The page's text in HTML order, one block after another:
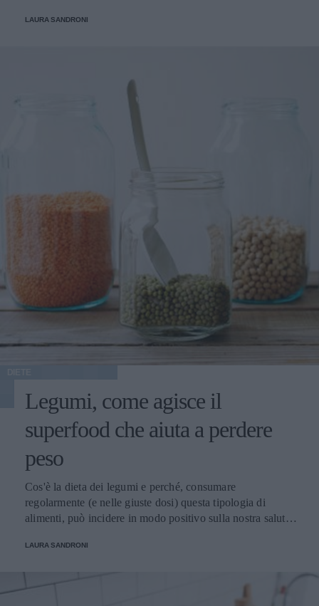
LAURA SANDRONI
Legumi, come agisce il
superfood che aiuta a perdere
peso
Cos'è la dieta dei legumi e perché, consumare
regolarmente (e nelle giuste dosi) questa tipologia di
alimenti, può incidere in modo positivo sulla nostra salute?
LAURA SANDRONI